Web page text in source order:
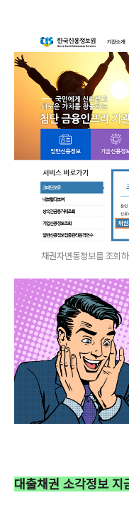
채권자변동정보를 조회
대출채권 소각정보 지